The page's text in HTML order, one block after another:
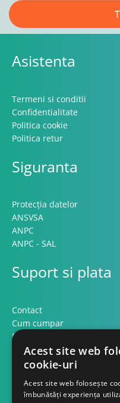
Asistenta
Termeni si conditii
Confidentialitate
Politica cookie
Politica retur
Siguranta
Protecția datelor
ANSVSA
ANPC
ANPC - SAL
Suport si plata
Contact
Cum cumpar
Modalitati plata
Formular retur
Contact
Acest site web
cookie-uri
Acest site web folosește
îmbunătăți experiența